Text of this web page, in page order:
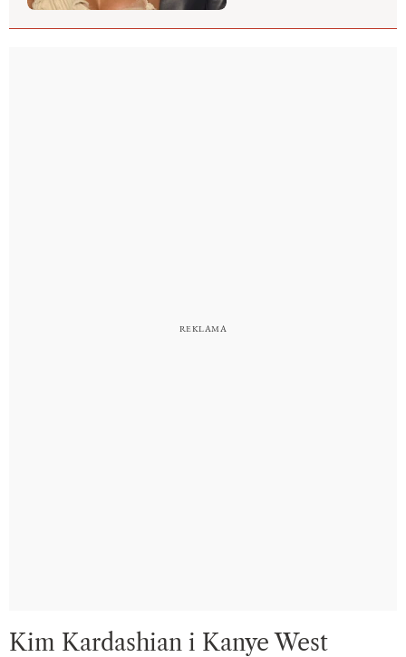
Kim Kardashian i Kanye West